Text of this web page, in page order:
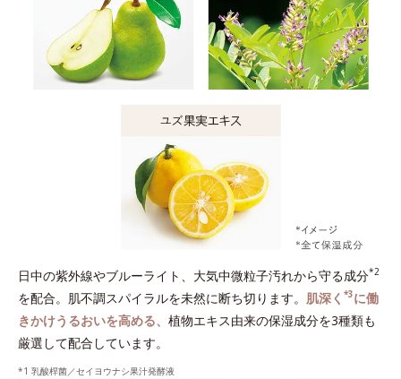
日中の紫外線やブルーライト、大気中微粒子汚れから守る成分*2
を配合。肌不調スパイラルを未然に断ち切ります。 肌深く *3に働
きかけうるおいを高める、 植物エキス由来の保湿成分を3種類も
厳選して配合しています。
乳酸桿菌／セイヨウナシ果汁発酵液